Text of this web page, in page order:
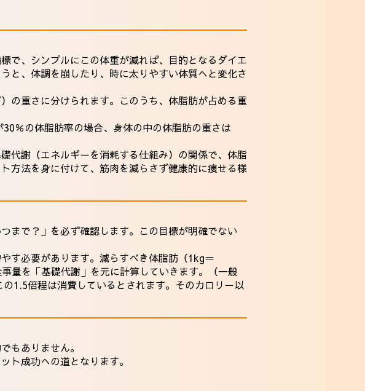
で、シンプルにこの体重が減れば、目的となるダイエ
と、体調を崩したり、時に太りやすい体質へと変化さ
の重さに分けられます。このうち、体脂肪が占める重
％の体脂肪率の場合、身体の中の体脂肪の重さは
代謝（エネルギーを消耗する仕組み）の関係で、体脂
方法を身に付けて、筋肉を減らさず健康的に痩せる様
まで？」を必ず確認します。この目標が明確でない
す必要があります。減らすべき体脂肪（1kg＝
量を「基礎代謝」を元に計算していきます。（一般
1.5倍程は消費しているとされます。そのカロリー以
もありません。
ト成功への道となります。